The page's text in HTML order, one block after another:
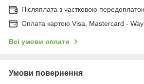
Післяплата з частковою
Оплата картою Visa, Mastercard -
Всі умови оплати
Умови повернення